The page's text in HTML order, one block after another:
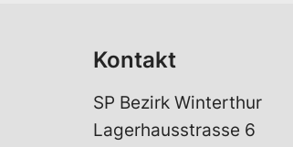
Kontakt
SP Bezirk Winterthur
Lagerhausstrasse 6